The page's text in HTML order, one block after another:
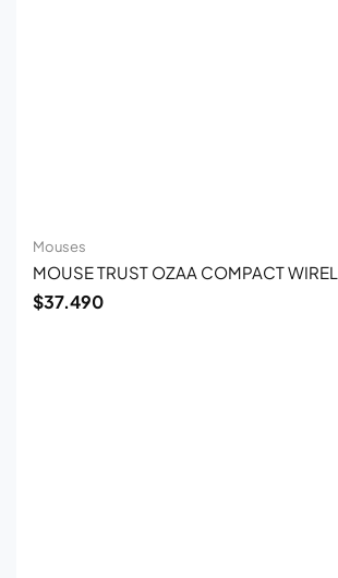
Mouses
MOUSE TRUST OZAA COMPACT WIREL
$37.490